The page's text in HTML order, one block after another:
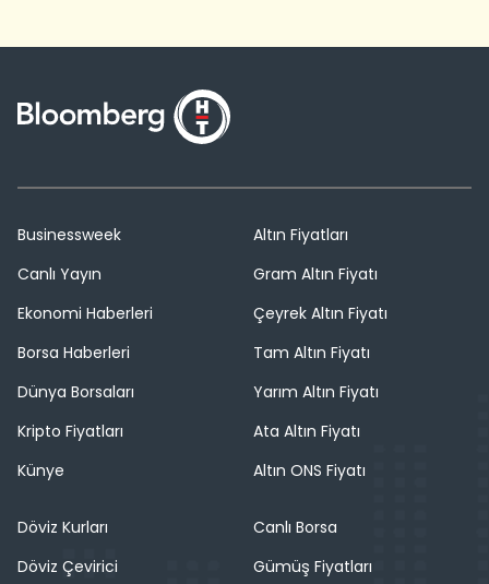
Businessweek
Canlı Yayın
Ekonomi Haberleri
Borsa Haberleri
Dünya Borsaları
Kripto Fiyatları
Künye
Altın Fiyatları
Gram Altın Fiyatı
Çeyrek Altın Fiyatı
Tam Altın Fiyatı
Yarım Altın Fiyatı
Ata Altın Fiyatı
Altın ONS Fiyatı
Döviz Kurları
Döviz Çevirici
Canlı Borsa
Gümüş Fiyatları